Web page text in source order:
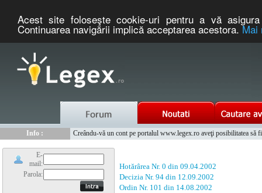
Acest site foloseşte cookie-uri pentru a vă
Continuarea navigării implică acceptarea acestora.Mai
Info :
Creându-vă un cont pe portalul www.legex.ro aveţi posibilitatea să
E-
mail:
Parola:
Hotărârea Nr. 0 din 09.04.2002
Decizia Nr. 94 din 12.09.2002
Ordin Nr. 101 din 14.08.2002